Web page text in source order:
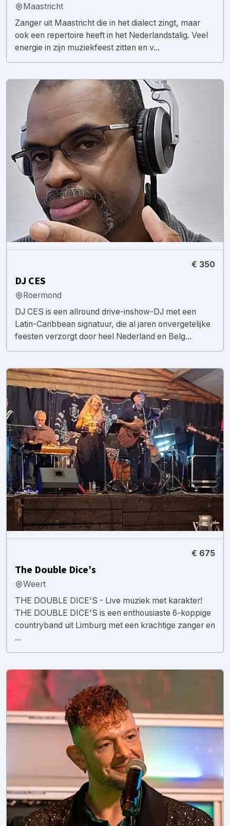
Maastricht
Zanger uit Maastricht die in het dialect zingt, maar
ook een repertoire heeft in het Nederlandstalig. Veel
energie in zijn muziekfeest zitten en v...
€ 350
DJ CES
Roermond
DJ CES is een allround drive-inshow-DJ met een
Latin-Caribbean signatuur, die al jaren onvergetelijke
feesten verzorgt door heel Nederland en Belg...
€ 675
The Double Dice’s
Weert
THE DOUBLE DICE'S - Live muziek met karakter!
THE DOUBLE DICE'S is een enthousiaste 6-koppige
countryband uit Limburg met een krachtige zanger en
...